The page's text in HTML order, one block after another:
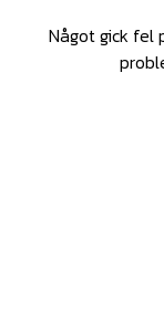
Något gick fel